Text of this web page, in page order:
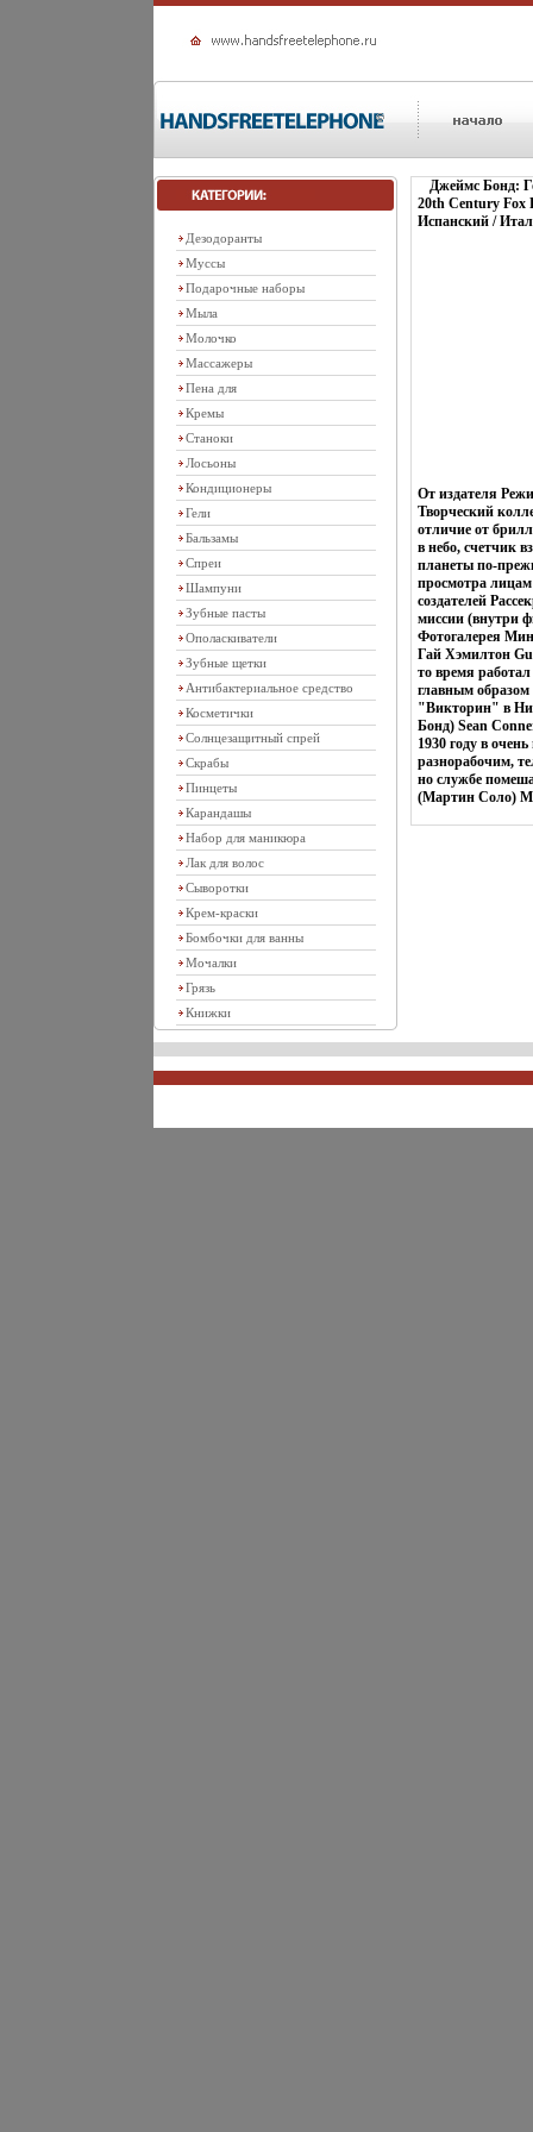
Дезодоранты
Муссы
Подарочные наборы
Мыла
Молочко
Массажеры
Пена для
Кремы
Станоки
Лосьоны
Кондиционеры
Гели
Бальзамы
Спреи
Шампуни
Зубные пасты
Ополаскиватели
Зубные щетки
Антибактериальное средство
Косметички
Солнцезащитный спрей
Скрабы
Пинцеты
Карандашы
Набор для маникюра
Лак для волос
Сыворотки
Крем-краски
Бомбочки для ванны
Мочалки
Грязь
Книжки
Джеймс Бонд:
20th Century Fox
Испанский /
От издателя
Творческий
отличие от
в небо, счетчик
планеты по-
просмотра
создателей
миссии (внутри
Фотогалерея
Гай Хэмилтон
то время
главным
"Викторин" в
Бонд) Sean
1930 году в
разнорабочим,
но службе
(Мартин Соло)